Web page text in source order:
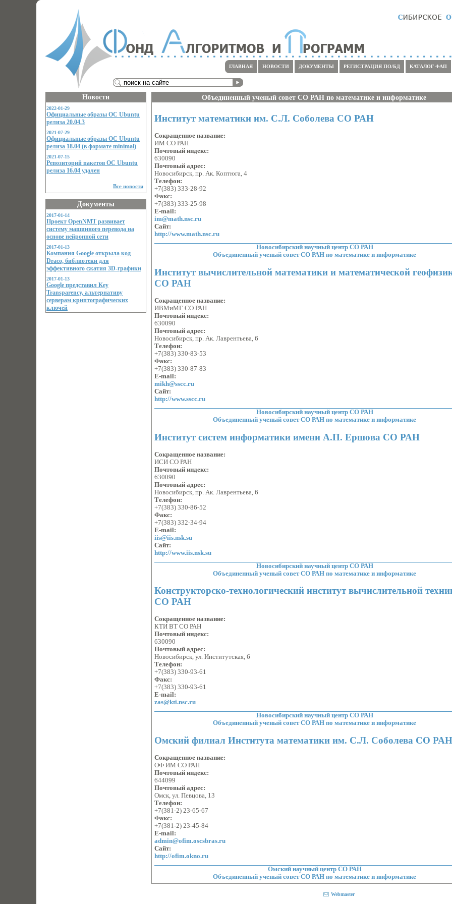
КАТАЛОГ ФАП
РЕГИСТРАЦИЯ ПО/БД
ДОКУМЕНТЫ
НОВОСТИ
ГЛАВНАЯ
Новости
2022-01-29
Официальные образы ОС Ubuntu
релиза 20.04.3
2021-07-29
Официальные образы ОС Ubuntu
релиза 18.04 (в формате minimal)
2021-07-15
Репозиторий пакетов ОС Ubuntu
релиза 16.04 удален
Все новости
Документы
2017-01-14
Проект OpenNMT развивает
систему машинного перевода на
основе нейронной сети
2017-01-13
Компания Google открыла код
Draco, библиотеки для
эффективного сжатия 3D-графики
2017-01-13
Google представил Key
Transparency, альтернативу
серверам криптографических
ключей
Объединенный ученый совет СО РАН по математике и информатике
Институт математики им. С.Л. Соболева СО РАН
Сокращенное название:
ИМ СО РАН
Почтовый индекс:
630090
Почтовый адрес:
Новосибирск, пр. Ак. Коптюга, 4
Телефон:
+7(383) 333-28-92
Факс:
+7(383) 333-25-98
E-mail:
im@math.nsc.ru
Сайт:
http://www.math.nsc.ru
Новосибирский научный центр СО РАН
Объединенный ученый совет СО РАН по математике и информатике
Институт вычислительной математики и математической
СО РАН
Сокращенное название:
ИВМиМГ СО РАН
Почтовый индекс:
630090
Почтовый адрес:
Новосибирск, пр. Ак. Лаврентьева, 6
Телефон:
+7(383) 330-83-53
Факс:
+7(383) 330-87-83
E-mail:
mikh@sscc.ru
Сайт:
http://www.sscc.ru
Новосибирский научный центр СО РАН
Объединенный ученый совет СО РАН по математике и информатике
Институт систем информатики имени А.П. Ершова СО РАН
Сокращенное название:
ИСИ СО РАН
Почтовый индекс:
630090
Почтовый адрес:
Новосибирск, пр. Ак. Лаврентьева, 6
Телефон:
+7(383) 330-86-52
Факс:
+7(383) 332-34-94
E-mail:
iis@iis.nsk.su
Сайт:
http://www.iis.nsk.su
Новосибирский научный центр СО РАН
Объединенный ученый совет СО РАН по математике и информатике
Конструкторско-технологический институт вычислительной
CО РАН
Сокращенное название:
КТИ ВТ СО РАН
Почтовый индекс:
630090
Почтовый адрес:
Новосибирск, ул. Институтская, 6
Телефон:
+7(383) 330-93-61
Факс:
+7(383) 330-93-61
E-mail:
zas@kti.nsc.ru
Новосибирский научный центр СО РАН
Объединенный ученый совет СО РАН по математике и информатике
Омский филиал Института математики им. С.Л. Соболева СО РАН
Сокращенное название:
ОФ ИМ СО РАН
Почтовый индекс:
644099
Почтовый адрес:
Омск, ул. Певцова, 13
Телефон:
+7(381-2) 23-65-67
Факс:
+7(381-2) 23-45-84
E-mail:
admin@ofim.oscsbras.ru
Сайт:
http://ofim.okno.ru
Омский научный центр СО РАН
Объединенный ученый совет СО РАН по математике и информатике
Webmaster